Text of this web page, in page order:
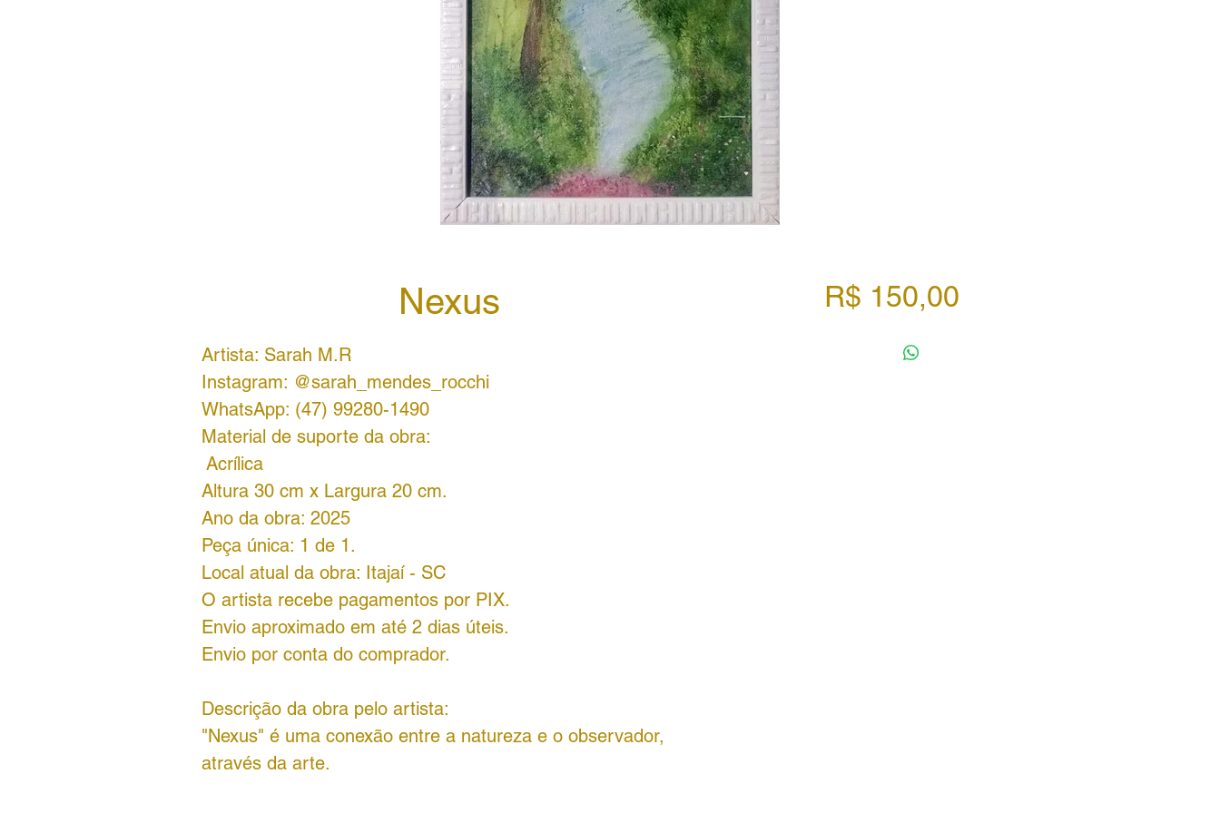
Nexus
Artista: Sarah M.R
Instagram: @sarah_mendes_rocchi
WhatsApp: (47) 99280-1490
Material de suporte da obra:
Acrílica
Altura 30 cm x Largura 20 cm.
Ano da obra: 2025
Peça única: 1 de 1.
Local atual da obra: Itajaí - SC
O artista recebe pagamentos por PIX.
Envio aproximado em até 2 dias úteis.
Envio por conta do comprador.
Descrição da obra pelo artista:
"Nexus" é uma conexão entre a natureza e o observador,
através da arte.
R$ 150,00